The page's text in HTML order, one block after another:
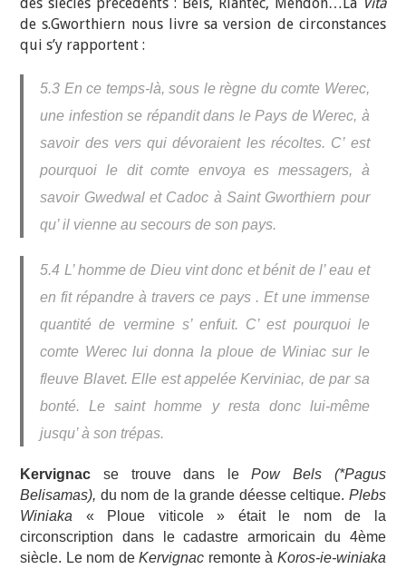
de s.Gworthiern nous livre sa version de circonstances
qui s’y rapportent :
5.3 En ce temps-là, sous le règne du comte Werec,
une infestion se répandit dans le Pays de Werec, à
savoir des vers qui dévoraient les récoltes. C’ est
pourquoi le dit comte envoya es messagers, à
savoir Gwedwal et Cadoc à Saint Gworthiern pour
qu’ il vienne au secours de son pays.
5.4 L’ homme de Dieu vint donc et bénit de l’ eau et
en fit répandre à travers ce pays . Et une immense
quantité de vermine s’ enfuit. C’ est pourquoi le
comte Werec lui donna la ploue de Winiac sur le
fleuve Blavet. Elle est appelée Kerviniac, de par sa
bonté. Le saint homme y resta donc lui-même
jusqu’ à son trépas.
Kervignac se trouve dans lePow Bels (*Pagus
Belisamas), du nom de la grande déesse celtique. Plebs
Winiaka « Ploue viticole » était le nom de la
circonscription dans le cadastre armoricain du 4ème
siècle. Le nom deKervignac remonte à Koros-ie-winiaka